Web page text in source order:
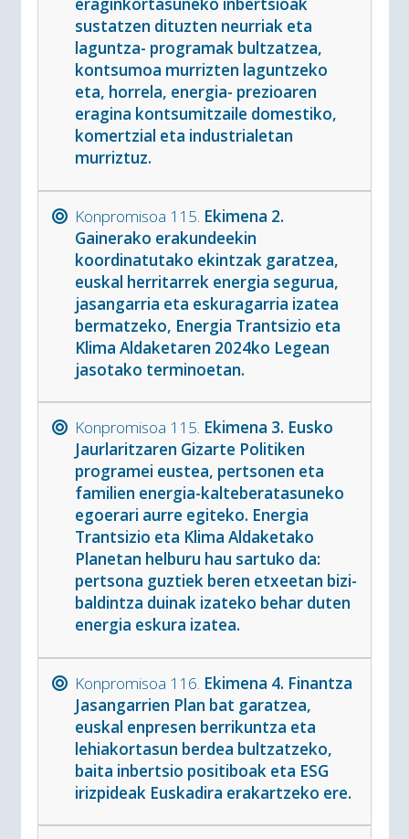
eraginkortasuneko inbertsioak
sustatzen dituzten neurriak eta
laguntza- programak bultzatzea,
kontsumoa murrizten laguntzeko
eta, horrela, energia- prezioaren
eragina kontsumitzaile domestiko,
komertzial eta industrialetan
murriztuz.
Konpromisoa 115. Ekimena 2.
Gainerako erakundeekin
koordinatutako ekintzak garatzea,
euskal herritarrek energia segurua,
jasangarria eta eskuragarria izatea
bermatzeko, Energia Trantsizio eta
Klima Aldaketaren 2024ko Legean
jasotako terminoetan.
Konpromisoa 115. Ekimena 3. Eusko
Jaurlaritzaren Gizarte Politiken
programei eustea, pertsonen eta
familien energia-kalteberatasuneko
egoerari aurre egiteko. Energia
Trantsizio eta Klima Aldaketako
Planetan helburu hau sartuko da:
pertsona guztiek beren etxeetan bizi-
baldintza duinak izateko behar duten
energia eskura izatea.
Konpromisoa 116. Ekimena 4. Finantza
Jasangarrien Plan bat garatzea,
euskal enpresen berrikuntza eta
lehiakortasun berdea bultzatzeko,
baita inbertsio positiboak eta ESG
irizpideak Euskadira erakartzeko ere.